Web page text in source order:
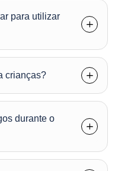
para utilizar
crianças?
durante o